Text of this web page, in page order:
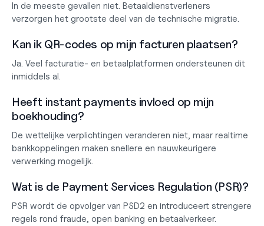
In de meeste gevallen niet. Betaaldienstverleners
verzorgen het grootste deel van de technische migratie.
Kan ik QR-codes op mijn facturen plaatsen?
Ja. Veel facturatie- en betaalplatformen ondersteunen dit
inmiddels al.
Heeft instant payments invloed op mijn
boekhouding?
De wettelijke verplichtingen veranderen niet, maar realtime
bankkoppelingen maken snellere en nauwkeurigere
verwerking mogelijk.
Wat is de Payment Services Regulation (PSR)?
PSR wordt de opvolger van PSD2 en introduceert strengere
regels rond fraude, open banking en betaalverkeer.